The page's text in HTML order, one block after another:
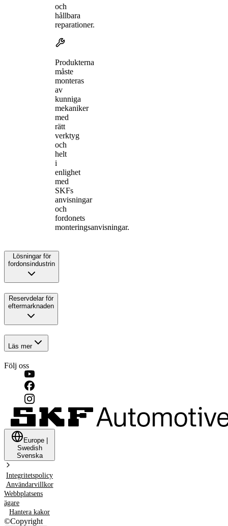
och
hållbara
reparationer.
Produkterna
måste
monteras
av
kunniga
mekaniker
med
rätt
verktyg
och
helt
i
enlighet
med
SKFs
anvisningar
och
fordonets
monteringsanvisningar.
Lösningar för
fordonsindustrin
Reservdelar för
eftermarknaden
Läs mer
Följ oss
Europe
Swedish
Svenska
Integritetspolicy
Användarvillkor
Webbplatsens
ägare
Hantera kakor
©Copyright